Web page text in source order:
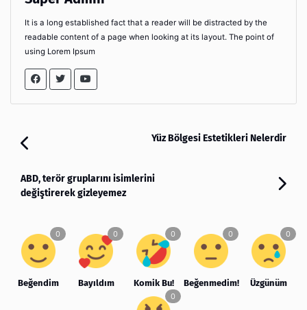
It is a long established fact that a reader will be distracted by the
readable content of a page when looking at its layout. The point of
using Lorem Ipsum
Yüz Bölgesi Estetikleri Nelerdir
ABD, terör gruplarını isimlerini
değiştirerek gizleyemez
Beğendim Bayıldım Komik Bu! Beğenmedim! Üzgünüm